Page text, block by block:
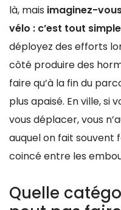
là, mais imaginez-
vélo : c’est tout
déployez des efforts
côté produire des
faire qu’à la fin du
plus apaisé. En ville, si
vous déplacer, vous
auquel on fait souvent
coincé entre les
Quelle